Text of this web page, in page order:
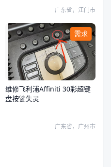
广东省，江门市
需求
维修飞利浦Affiniti 30彩超键
盘按键失灵
广东省，广州市